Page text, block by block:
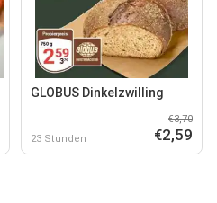
GLOBUS Dinkelzwilling
23 Stunden
€3,70
€2,59